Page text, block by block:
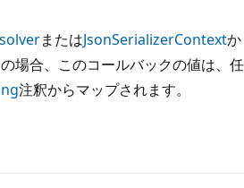
またはJsonSerializerContextか
場合、このコールバックの値は、任
注釈からマップされます。